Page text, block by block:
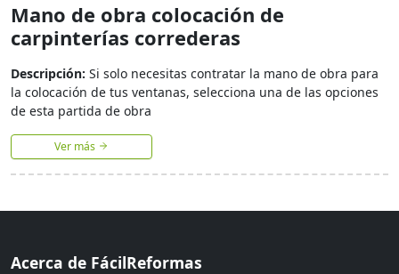
Mano de obra colocación de
carpinterías correderas
Descripción: Si solo necesitas contratar la mano de obra para
la colocación de tus ventanas, selecciona una de las opciones
de esta partida de obra
Ver más
Acerca de FácilReformas